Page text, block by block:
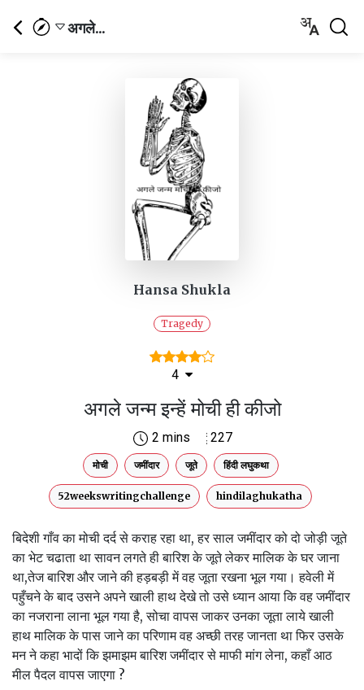
अगले...
Hansa Shukla
Tragedy
4
अगले जन्म इन्हें मोची ही कीजो
2 mins 227
मोची जमींदार जूते हिंदी लघुकथा
52weekswritingchallenge hindilaghukatha
बिदेशी गाँव का मोची दर्द से कराह रहा था, हर साल जमींदार को दो जोड़ी जूते
का भेट चढाता था सावन लगते ही बारिश के जूते लेकर मालिक के घर जाना
था,तेज बारिश और जाने की हड़बड़ी में वह जूता रखना भूल गया। हवेली में
पहुँचने के बाद उसने अपने खाली हाथ देखे तो उसे ध्यान आया कि वह जमींदार
का नजराना लाना भूल गया है, सोचा वापस जाकर उनका जूता लाये खाली
हाथ मालिक के पास जाने का परिणाम वह अच्छी तरह जानता था फिर उसके
मन ने कहा भादों कि झमाझम बारिश जमींदार से माफी मांग लेना, कहाँ आठ
मील पैदल वापस जाएगा ?